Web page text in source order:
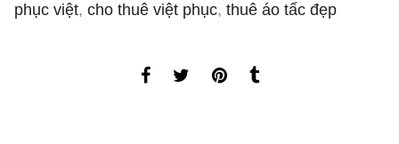
phục việt, cho thuê việt phục, thuê áo tấc đẹp